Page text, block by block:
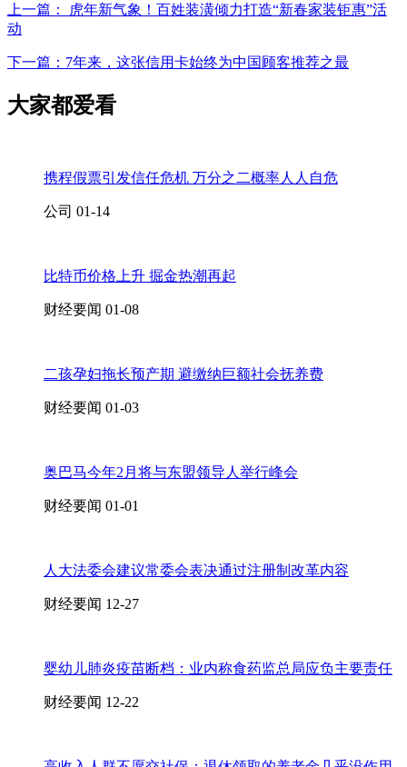
上一篇： 虎年新气象！百姓装潢倾力打造“新春家装钜惠”活
动
下一篇：7年来，这张信用卡始终为中国顾客推荐之最
大家都爱看
携程假票引发信任危机 万分之二概率人人自危
公司 01-14
比特币价格上升 掘金热潮再起
财经要闻 01-08
二孩孕妇拖长预产期 避缴纳巨额社会抚养费
财经要闻 01-03
奥巴马今年2月将与东盟领导人举行峰会
财经要闻 01-01
人大法委会建议常委会表决通过注册制改革内容
财经要闻 12-27
婴幼儿肺炎疫苗断档：业内称食药监总局应负主要责任
财经要闻 12-22